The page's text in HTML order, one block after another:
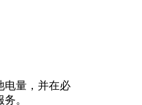
电量，并在必
。